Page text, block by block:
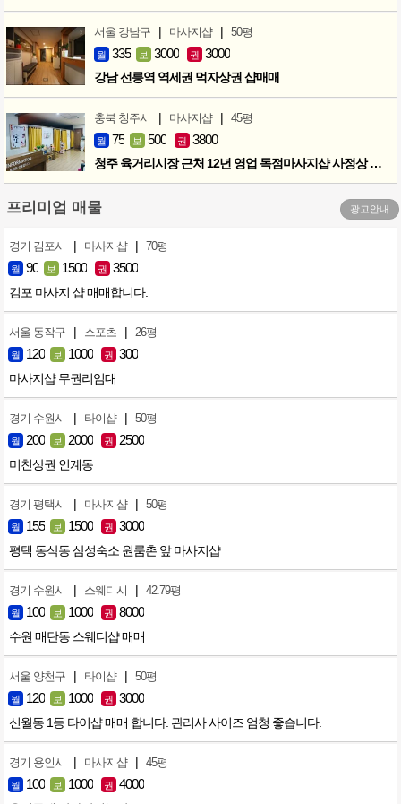
서울 강남구 | 마사지샵 | 50평
월 335 보 3000 권 3000
강남 선릉역 역세권 먹자상권 샵매매
충북 청주시 | 마사지샵 | 45평
월 75 보 500 권 3800
청주 육거리시장 근처 12년 영업 독점마사지샵 사정상 급매합니다.
프리미엄 매물 광고안내
경기 김포시 | 마사지샵 | 70평
월 90 보 1500 권 3500
김포 마사지 샵 매매합니다.
서울 동작구 | 스포츠 | 26평
월 120 보 1000 권 300
마사지샵 무권리임대
경기 수원시 | 타이샵 | 50평
월 200 보 2000 권 2500
미친상권 인계동
경기 평택시 | 마사지샵 | 50평
월 155 보 1500 권 3000
평택 동삭동 삼성숙소 원룸촌 앞 마사지샵
경기 수원시 | 스웨디시 | 42.79평
월 100 보 1000 권 8000
수원 매탄동 스웨디샵 매매
서울 양천구 | 타이샵 | 50평
월 120 보 1000 권 3000
신월동 1등 타이샵 매매 합니다. 관리사 사이즈 엄청 좋습니다.
경기 용인시 | 마사지샵 | 45평
월 100 보 1000 권 4000